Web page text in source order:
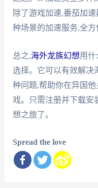
除了游戏加速,番茄加
种场景的加速服务,全方
总之,海外龙族幻想用什
选择。它可以有效解决
种问题,帮助你在异国
戏。只需注册并下载安
想之旅了。
Spread the love